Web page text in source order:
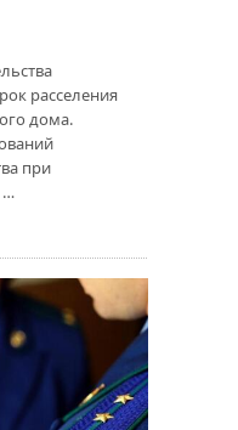
расселения
дома.
при
…